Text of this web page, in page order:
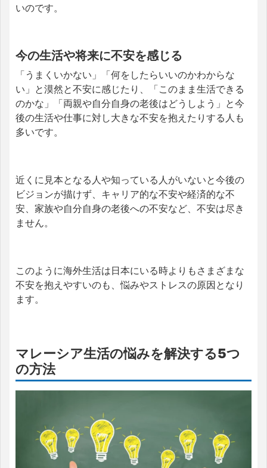
いのです。
今の生活や将来に不安を感じる
「うまくいかない」「何をしたらいいのかわからな
い」と漠然と不安に感じたり、「このまま生活できる
のかな」「両親や自分自身の老後はどうしよう」と今
後の生活や仕事に対し大きな不安を抱えたりする人も
多いです。
近くに見本となる人や知っている人がいないと今後の
ビジョンが描けず、キャリア的な不安や経済的な不
安、家族や自分自身の老後への不安など、不安は尽き
ません。
このように海外生活は日本にいる時よりもさまざまな
不安を抱えやすいのも、悩みやストレスの原因となり
ます。
マレーシア生活の悩みを解決する5つ
の方法